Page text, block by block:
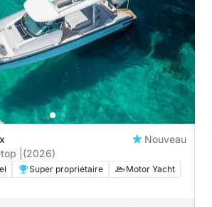
Nouveau
| (2026)
Super propriétaire
Motor Yacht